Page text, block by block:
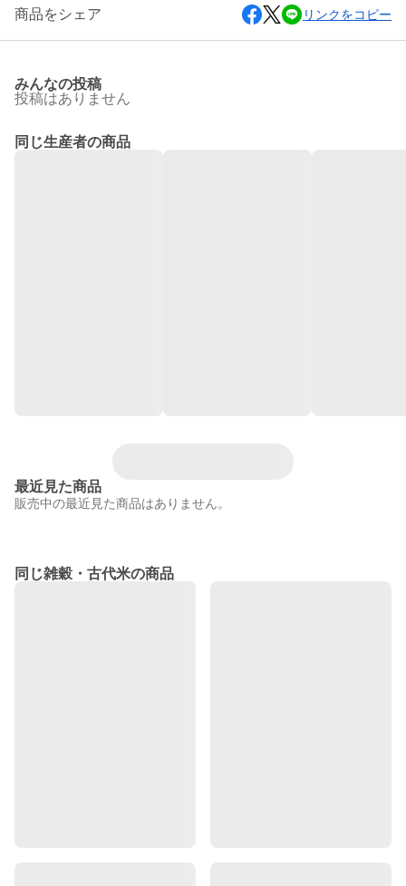
商品をシェア リンクをコピー
みんなの投稿
投稿はありません
同じ生産者の商品
最近見た商品
販売中の最近見た商品はありません。
同じ雑穀・古代米の商品